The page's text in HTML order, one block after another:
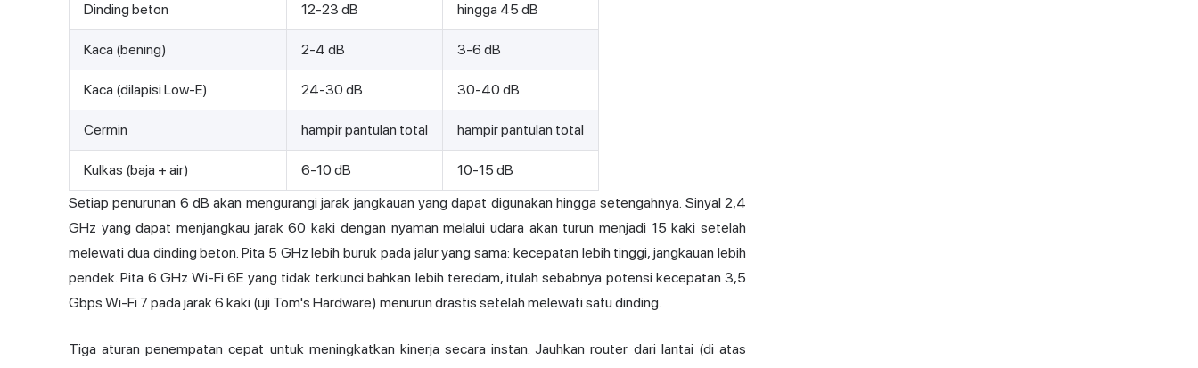
Dinding beton 12-23 dB hingga 45 dB
Kaca (bening) 2-4 dB 3-6 dB
Kaca (dilapisi Low-E) 24-30 dB 30-40 dB
Cermin hampir pantulan total hampir pantulan total
Kulkas (baja + air) 6-10 dB
10-15 dB
Setiap penurunan 6 dB akan mengurangi jarak jangkauan yang dapat digunakan hingga setengahnya. Sinyal 2,4
GHz yang dapat menjangkau jarak 60 kaki dengan nyaman melalui udara akan turun menjadi 15 kaki setelah
melewati dua dinding beton. Pita 5 GHz lebih buruk pada jalur yang sama: kecepatan lebih tinggi, jangkauan lebih
pendek. Pita 6 GHz Wi-Fi 6E yang tidak terkunci bahkan lebih teredam, itulah sebabnya potensi kecepatan 3,5
Gbps Wi-Fi 7 pada jarak 6 kaki (uji Tom's Hardware) menurun drastis setelah melewati satu dinding.
Tiga aturan penempatan cepat untuk meningkatkan kinerja secara instan. Jauhkan router dari lantai (di atas